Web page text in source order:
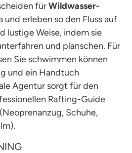
fürWildwasser-
und erleben so den Fluss auf
lustige Weise, indem sie
und planschen. Für
Sie schwimmen können
und ein Handtuch
Agentur sorgt für den
Rafting-Guide
Schuhe,